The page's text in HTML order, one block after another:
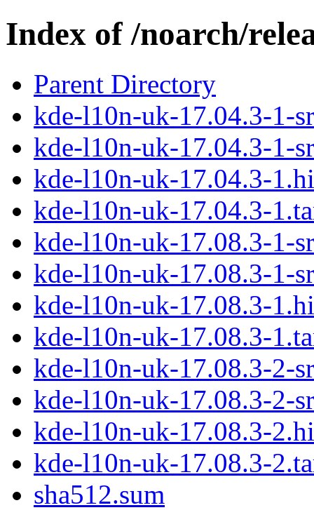
Index of /noarch/
Parent Directory
kde-l10n-uk-17.04.3-1-
kde-l10n-uk-17.04.3-1-
kde-l10n-uk-17.04.3-
kde-l10n-uk-17.04.3-
kde-l10n-uk-17.08.3-1-
kde-l10n-uk-17.08.3-1-
kde-l10n-uk-17.08.3-
kde-l10n-uk-17.08.3-
kde-l10n-uk-17.08.3-2-
kde-l10n-uk-17.08.3-2-
kde-l10n-uk-17.08.3-
kde-l10n-uk-17.08.3-
sha512.sum